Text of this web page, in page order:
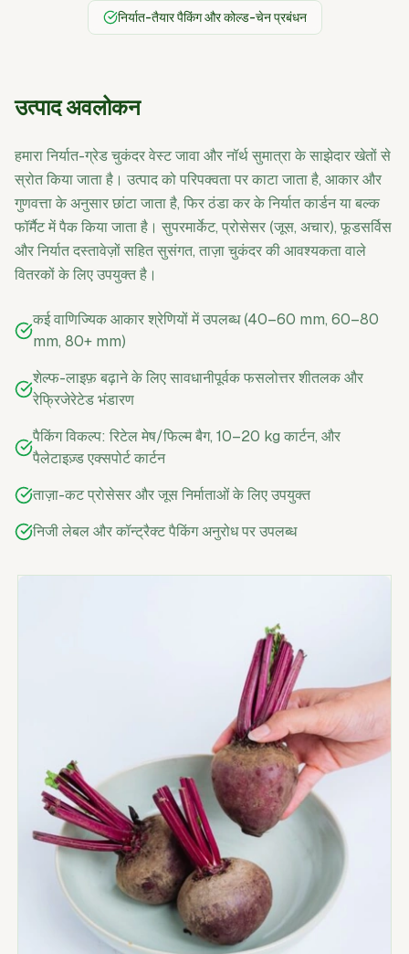
निर्यात-तैयार पैकिंग और कोल्ड-चेन प्रबंधन
उत्पाद अवलोकन
हमारा निर्यात-ग्रेड चुकंदर वेस्ट जावा और नॉर्थ सुमात्रा के साझेदार खेतों से
स्रोत किया जाता है। उत्पाद को परिपक्वता पर काटा जाता है, आकार और
गुणवत्ता के अनुसार छांटा जाता है, फिर ठंडा कर के निर्यात कार्डन या बल्क
फॉर्मैट में पैक किया जाता है। सुपरमार्केट, प्रोसेसर (जूस, अचार), फूडसर्विस
और निर्यात दस्तावेज़ों सहित सुसंगत, ताज़ा चुकंदर की आवश्यकता वाले
वितरकों के लिए उपयुक्त है।
कई वाणिज्यिक आकार श्रेणियों में उपलब्ध (40–60 mm, 60–80
mm, 80+ mm)
शेल्फ-लाइफ़ बढ़ाने के लिए सावधानीपूर्वक फसलोत्तर शीतलक और
रेफ्रिजेरेटेड भंडारण
पैकिंग विकल्प: रिटेल मेष/फिल्म बैग, 10–20 kg कार्टन, और
पैलेटाइज़्ड एक्सपोर्ट कार्टन
ताज़ा-कट प्रोसेसर और जूस निर्माताओं के लिए उपयुक्त
निजी लेबल और कॉन्ट्रैक्ट पैकिंग अनुरोध पर उपलब्ध